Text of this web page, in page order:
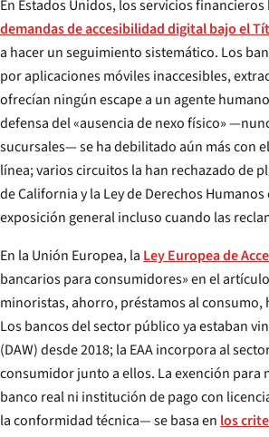
En Estados Unidos, los servicios
demandas de accesibilidad digital bajo el
a hacer un seguimiento sistemático. Los bancos han resuelto acciones colectivas de alto perfil
por aplicaciones móviles inaccesibles, extractos PDF sin etiquetar y
ofrecían ningún escape a un agente
defensa del «ausencia de nexo físico»
sucursales— se ha debilitado aún más con el crecimiento de los neobancos exclusivamente en
línea; varios circuitos la han rechazado de plano, y las demandas paralelas bajo la Ley Unruh
de California y la Ley de Derechos Humanos del Estado de Nueva
exposición general incluso cuando las
En la Unión Europea, la Ley Europea de
bancarios para consumidores» en el artículo 2(2)(e),
minoristas, ahorro, préstamos al consumo,
Los bancos del sector público ya estaban
(DAW) desde 2018; la EAA incorpora al sector privado y la capa fintech orientada al
consumidor junto a ellos. La exención para microempresas no excluye en la práctica a ningún
banco real ni institución de pago con licencia, y EN 301 549 —al que la EAA hace referencia para
la conformidad técnica— se basa en los